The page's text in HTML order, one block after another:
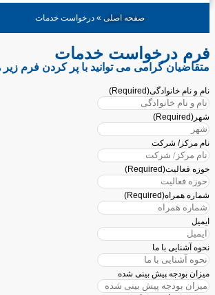
صفحه اصلی » درخواست خدمات
فرم درخواست خدمات
متقاضیان گرامی می توانید با پر کردن فرم
نام و نام خانوادگی(Required)
شهر (Required)
نام مرکز/ شرکت
حوزه فعالیت(Required)
شماره همراه(Required)
ایمیل
نحوه آشنایی با ما
میزان بودجه پیش بینی شده